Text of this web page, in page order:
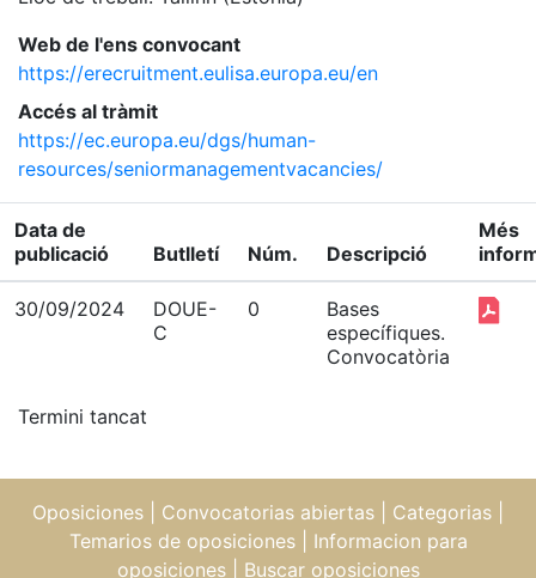
Web de l'ens convocant
https://erecruitment.eulisa.europa.eu/en
Accés al tràmit
https://ec.europa.eu/dgs/human-
resources/seniormanagementvacancies/
Data de
publicació
Butlletí Núm. Descripció
Més
30/09/2024
DOUE-
C
0
Bases
específiques.
Convocatòria
Termini tancat
Oposiciones Convocatorias abiertas Categorias
Temarios de oposiciones| Informacion para
oposiciones| Buscar oposiciones